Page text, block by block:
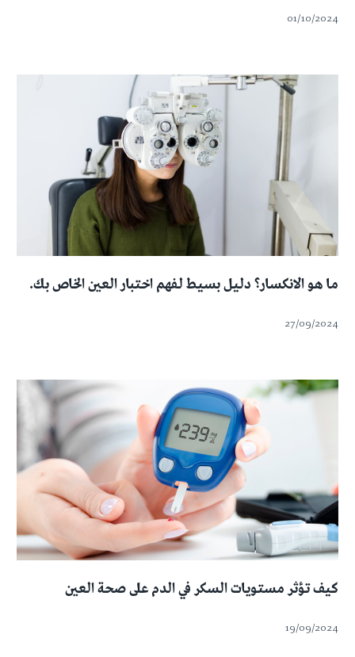
01/10/2024
ما هو الانكسار؟ دليل بسيط لفهم اختبار العين الخاص بك.
27/09/2024
كيف تؤثر مستويات السكر في الدم على صحة العين
19/09/2024